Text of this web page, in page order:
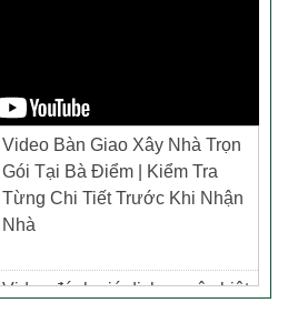
Video Bàn Giao Xây Nhà Trọn
Gói Tại Bà Điểm | Kiểm Tra
Từng Chi Tiết Trước Khi Nhận
Nhà
Video đánh giá dịch vụ xây biệt